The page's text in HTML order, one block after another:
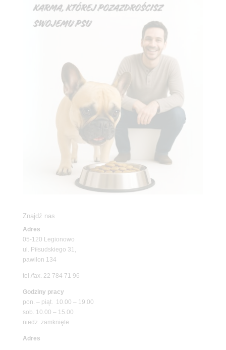
Znajdź nas
Adres
05-120 Legionowo
ul. Piłsudskiego 31,
pawilon 134
tel./fax. 22 784 71 96
Godziny pracy
pon. – piąt. 10.00 – 19.00
sob. 10.00 – 15.00
niedz. zamknięte
Adres